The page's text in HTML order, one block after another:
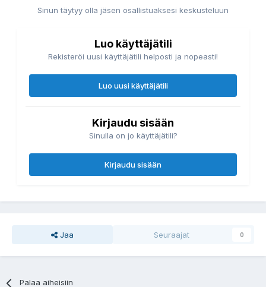
Sinun täytyy olla jäsen osallistuaksesi keskusteluun
Luo käyttäjätili
Rekisteröi uusi käyttäjätili helposti ja nopeasti!
Luo uusi käyttäjätili
Kirjaudu sisään
Sinulla on jo käyttäjätili?
Kirjaudu sisään
Jaa Seuraajat 0
Palaa aiheisiin